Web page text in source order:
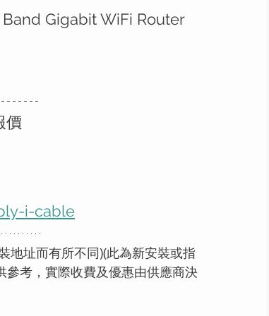
Band Gigabit WiFi Router
價
i-cable
地址而有所不同)(此為新安裝或指
參考，實際收費及優惠由供應商決